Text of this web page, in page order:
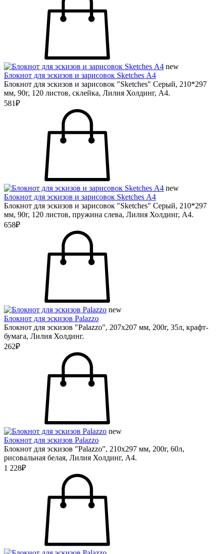
new
Блокнот для эскизов и зарисовок Sketches А4
Блокнот для эскизов и зарисовок "Sketches" Серый, 210*297
мм, 90г, 120 листов, склейка, Лилия Холдинг, А4.
581₽
new
Блокнот для эскизов и зарисовок Sketches А4
Блокнот для эскизов и зарисовок "Sketches" Серый, 210*297
мм, 90г, 120 листов, пружина слева, Лилия Холдинг, А4.
658₽
new
Блокнот для эскизов Palazzo
Блокнот для эскизов "Palazzo", 207х207 мм, 200г, 35л, крафт-
бумага, Лилия Холдинг.
262₽
new
Блокнот для эскизов Palazzo
Блокнот для эскизов "Palazzo", 210х297 мм, 200г, 60л,
рисовальная белая, Лилия Холдинг, А4.
1 228₽